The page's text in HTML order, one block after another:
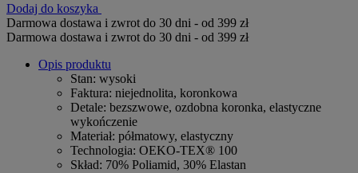
Dodaj do koszyka
Darmowa dostawa i zwrot do 30 dni - od 399 zł
Darmowa dostawa i zwrot do 30 dni - od 399 zł
Opis produktu
Stan: wysoki
Faktura: niejednolita, koronkowa
Detale: bezszwowe, ozdobna koronka, elastyczne
wykończenie
Materiał: półmatowy, elastyczny
Technologia: OEKO-TEX® 100
Skład: 70% Poliamid, 30% Elastan